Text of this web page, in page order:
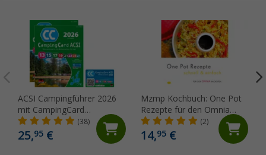
ACSI Campingführer 2026
mit CampingCard
Ermäßigungskarte
(Deutsch)
(38)
25,95 €
Mzmp Kochbuch: One Pot
Rezepte für den Omnia
Backofen
(2)
14,95€